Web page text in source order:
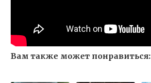
Вам также может понравиться: